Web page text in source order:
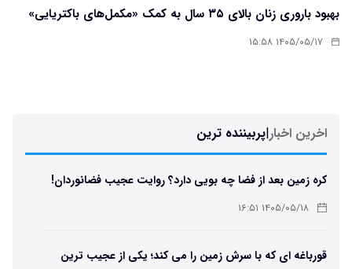
بهبود باروری زنان بالای ۳۵ سال به کمک «مکمل‌های باکتریایی»
۱۴۰۵/۰۵/۱۷ ۱۵:۵۸
اخرین اخبار|پربیننده ترین
کره زمین بعد از فضا چه بویی دارد؟ روایت عجیب فضانوردان!
۱۴۰۵/۰۵/۱۸ ۱۶:۵۱
قورباغه ای که با سرش زمین را می کند؛ یکی از عجیب ترین